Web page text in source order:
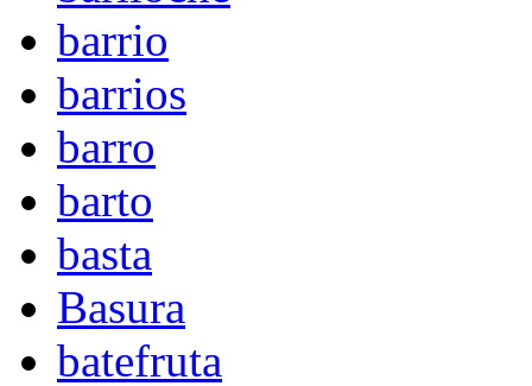
barrio
barrios
barro
barto
basta
Basura
batefruta